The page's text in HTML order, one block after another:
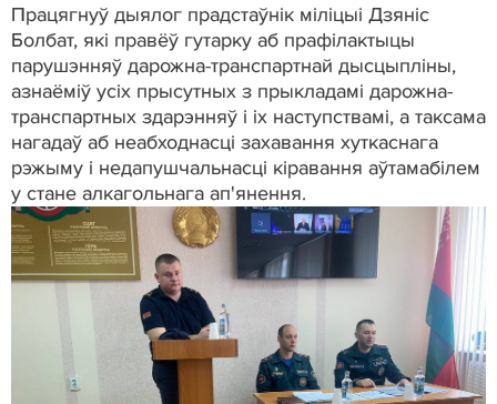
Працягнуў дыялог прадстаўнік міліцыі Дзяніс
Болбат, які правёў гутарку аб прафілактыцы
парушэнняў дарожна-транспартнай дысцыпліны,
азнаёміў усіх прысутных з прыкладамі дарожна-
транспартных здарэнняў і іх наступствамі, а таксама
нагадаў аб неабходнасці захавання хуткаснага
рэжыму і недапушчальнасці кіравання аўтамабілем
у стане алкагольнага ап'янення.